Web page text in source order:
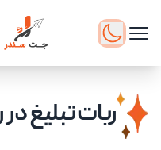
ربات تبلیغ در